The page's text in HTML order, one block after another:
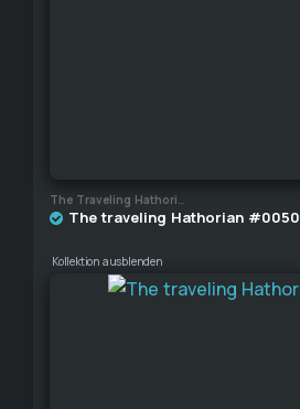
The Traveling Hathorian
The traveling Hathorian #0050
Kollektion ausblenden